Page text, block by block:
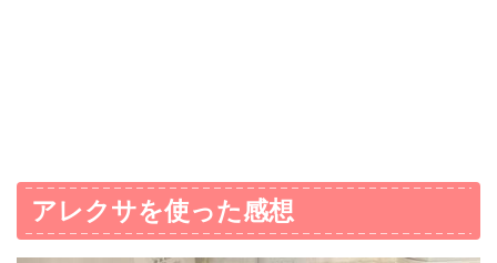
アレクサを使った感想